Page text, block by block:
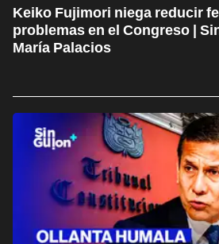
Keiko Fujimori niega reducir
problemas en el Congreso |
María Palacios